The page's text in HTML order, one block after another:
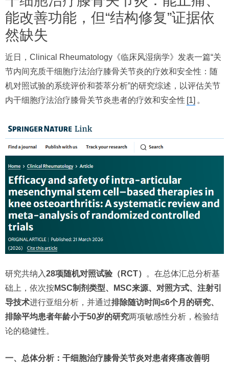
能改善功能，但“结构修复”证据依
然缺失
近日，Clinical Rheumatology《临床风湿病学》发表一篇“关
节内间充质干细胞疗法治疗膝骨关节炎的疗效和安全性：随
机对照试验的系统评价和荟萃分析”的研究综述，以评估关节
内干细胞疗法治疗膝骨关节炎患者的疗效和安全性 [1] 。
研究共纳入28项随机对照试验（RCT）
。在总体汇总分析基
础上，依次按MSC制剂类型、MSC来源、对照方式、注射引
导技术进行亚组分析，并通过排除随访时间≤6个月的研究、
排除平均患者年龄小于50岁的研究两项敏感性分析，检验结
论的稳健性。
一、总体分析：干细胞治疗膝骨关节炎对患者疼痛改善明